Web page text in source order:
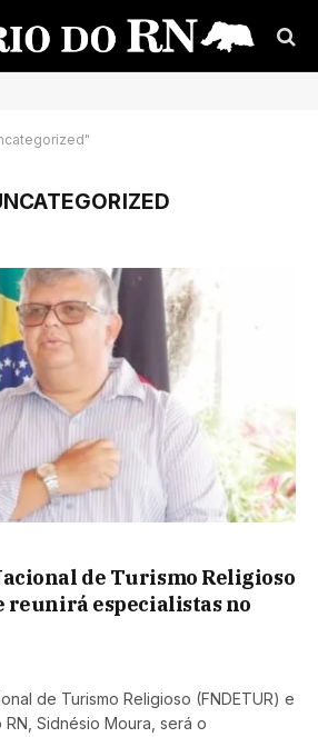
de Turismo Religioso
reunirá especialistas no
de Turismo Religioso (FNDETUR) e
Sidnésio Moura, será o